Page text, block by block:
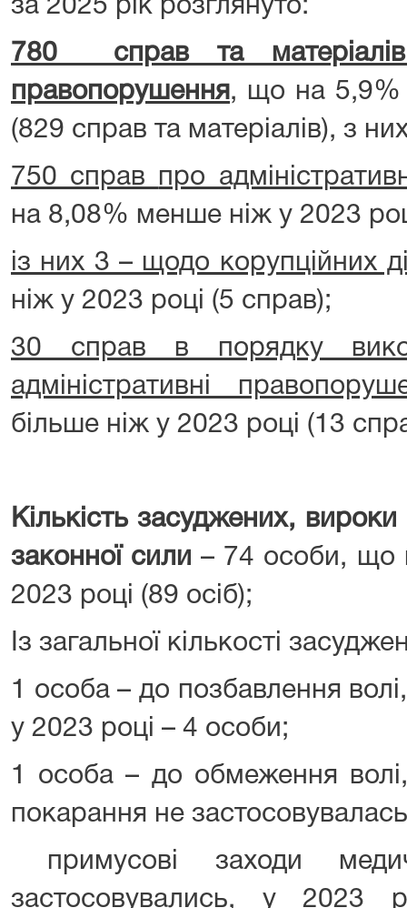
за 2025 рік розглянуто:
780 справ та матеріалів
правопорушення , що на 5,9%
(829 справ та матеріалів), з
750 справ про
на 8,08% менше ніж у 2023
із них 3 – щодо корупційних
ніж у 2023 році (5 справ);
30 справ в порядку
адміністративні
більше ніж у 2023 році (13
Кількість засуджених,
законної сили – 74 особи, що
2023 році (89 осіб);
Із загальної кількості
1 особа – до позбавлення
у 2023 році – 4 особи;
1 особа – до обмеження
покарання не
примусові заходи
застосовувались, у 2023